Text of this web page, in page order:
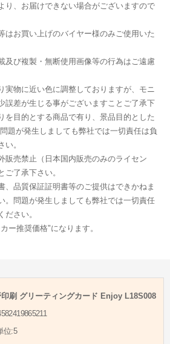
り、お届けできない場合がございますので
はお買い上げのバイヤー様のみご使用いた
及び複製・無断使用画像等の行為はご遠慮
実物に近い色に調整しておりますが、モニ
誤差が生じる事がございますことご了承下
を目的とする商品で有り、景品目的とした
題が発生しましても弊社では一切責任は負
い。
販売禁止（日本国内販売のみのライセン
ご了承下さい。
、品質保証証明書等のご提供はできかねま
。問題が発生しましても弊社では一切責任
ださい。
ー推奨価格"になります。
刷 グリーティングカード Enjoy L18S008
位:5